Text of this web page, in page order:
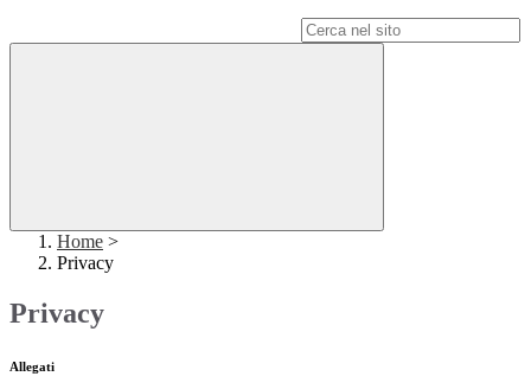
Home >
Privacy
Privacy
Allegati